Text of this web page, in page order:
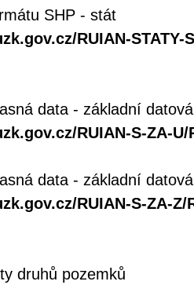
SHP - stát
RUIAN-STATY-
data - základní
RUIAN-S-ZA-U/
data - základní
RUIAN-S-ZA-Z/
druhů pozemků